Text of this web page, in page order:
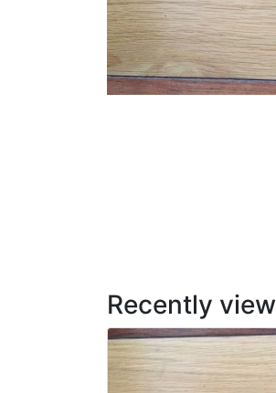
Recently view